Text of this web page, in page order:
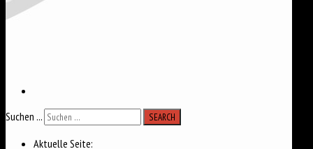
Suchen ... SEARCH
Aktuelle Seite: